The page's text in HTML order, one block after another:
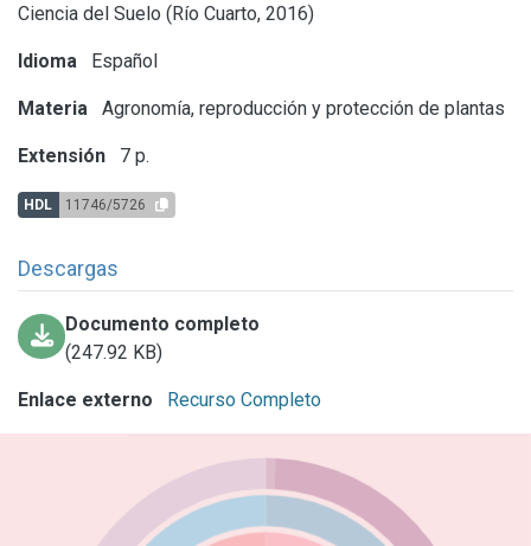
Ciencia del Suelo (Río Cuarto, 2016)
Idioma Español
Materia Agronomía, reproducción y protección de plantas
Extensión 7 p.
HDL 11746/5726
Descargas
Documento completo
(247.92 KB)
Enlace externo Recurso Completo